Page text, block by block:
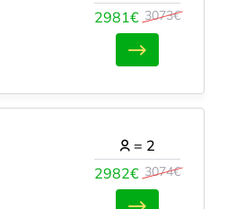
2981€ 3073€
2982€ 3074€
= 2